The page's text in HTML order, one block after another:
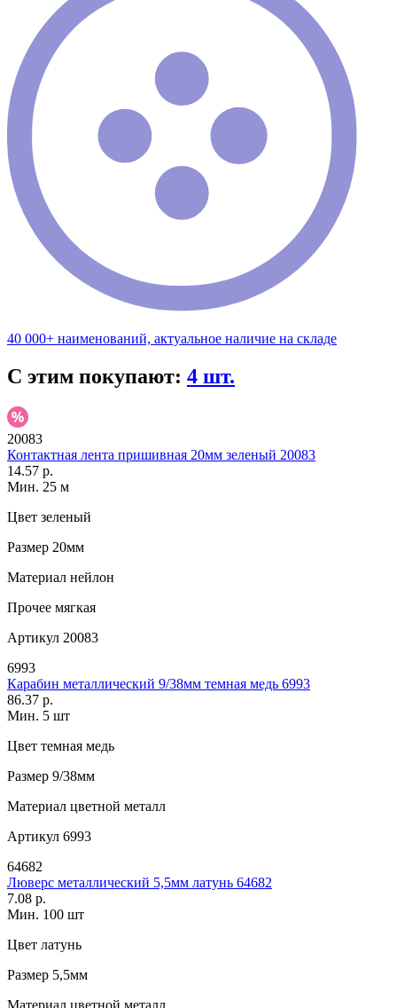
40 000+ наименований, актуальное наличие на складе
С этим покупают: 4 шт.
20083
Контактная лента пришивная 20мм зеленый 20083
14.57 р.
Мин. 25 м
Цвет зеленый
Размер 20мм
Материал нейлон
Прочее мягкая
Артикул 20083
6993
Карабин металлический 9/38мм темная медь 6993
86.37 р.
Мин. 5 шт
Цвет темная медь
Размер 9/38мм
Материал цветной металл
Артикул 6993
64682
Люверс металлический 5,5мм латунь 64682
7.08 р.
Мин. 100 шт
Цвет латунь
Размер 5,5мм
Материал цветной металл